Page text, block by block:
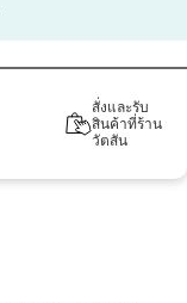
สั่งและรับ
สินค้าที่ร้าน
วัตสัน